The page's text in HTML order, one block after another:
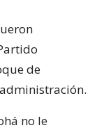
de
no le